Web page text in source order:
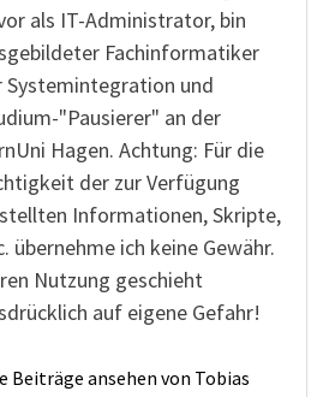
als IT-Administrator, bin
Fachinformatiker
Systemintegration und
"Pausierer" an der
Hagen. Achtung: Für die
der zur Verfügung
Informationen, Skripte,
übernehme ich keine Gewähr.
Nutzung geschieht
auf eigene Gefahr!
Beiträge ansehen von Tobias